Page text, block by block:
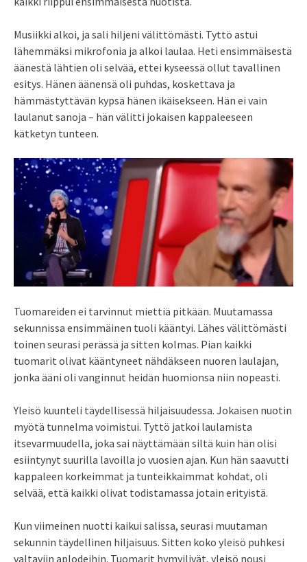
Musiikki alkoi, ja sali hiljeni välittömästi. Tyttö astui
lähemmäksi mikrofonia ja alkoi laulaa. Heti ensimmäisestä
äänestä lähtien oli selvää, ettei kyseessä ollut tavallinen
esitys. Hänen äänensä oli puhdas, koskettava ja
hämmästyttävän kypsä hänen ikäisekseen. Hän ei vain
laulanut sanoja – hän välitti jokaisen kappaleeseen
kätketyn tunteen.
Tuomareiden ei tarvinnut miettiä pitkään. Muutamassa
sekunnissa ensimmäinen tuoli kääntyi. Lähes välittömästi
toinen seurasi perässä ja sitten kolmas. Pian kaikki
tuomarit olivat kääntyneet nähdäkseen nuoren laulajan,
jonka ääni oli vanginnut heidän huomionsa niin nopeasti.
Yleisö kuunteli täydellisessä hiljaisuudessa. Jokaisen nuotin
myötä tunnelma voimistui. Tyttö jatkoi laulamista
itsevarmuudella, joka sai näyttämään siltä kuin hän olisi
esiintynyt suurilla lavoilla jo vuosien ajan. Kun hän saavutti
kappaleen korkeimmat ja tunteikkaimmat kohdat, oli
selvää, että kaikki olivat todistamassa jotain erityistä.
Kun viimeinen nuotti kaikui salissa, seurasi muutaman
sekunnin täydellinen hiljaisuus. Sitten koko yleisö puhkesi
valtaviin aplodeihin. Tuomarit hymyilivät, yleisö nousi